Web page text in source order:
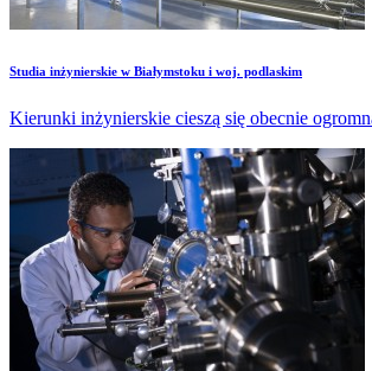
Studia inżynierskie w Białymstoku i woj. podlaskim
Kierunki inżynierskie cieszą się obecnie